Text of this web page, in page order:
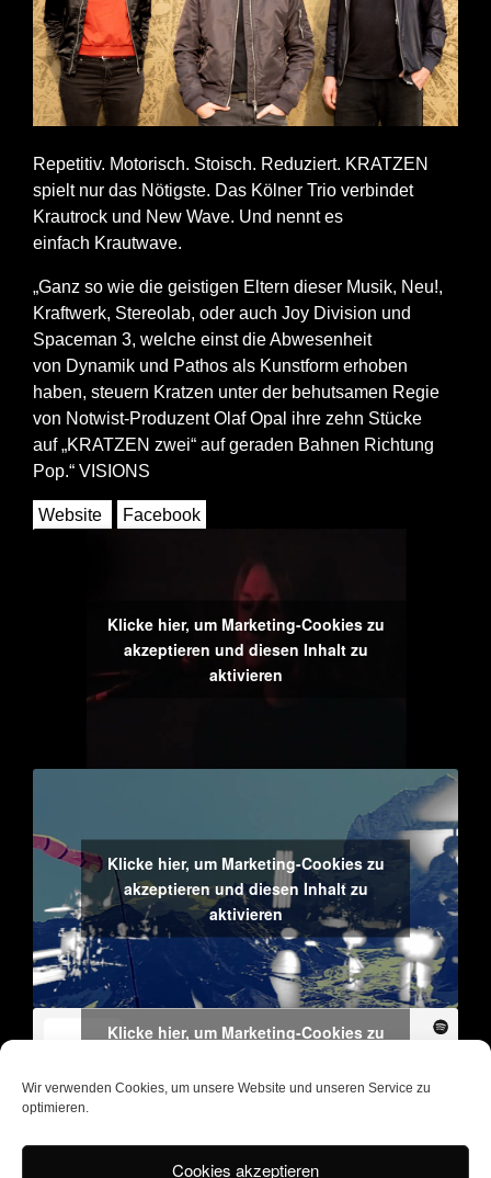
Wir verwenden Cookies, um unsere Website und unseren Service zu
optimieren.
Cookies akzeptieren
Repetitiv. Motorisch. Stoisch. Reduziert. KRATZEN
spielt nur das Nötigste. Das Kölner Trio verbindet
Krautrock und New Wave. Und nennt es
einfach Krautwave.
„Ganz so wie die geistigen Eltern dieser Musik, Neu!,
Kraftwerk, Stereolab, oder auch Joy Division und
Spaceman 3, welche einst die Abwesenheit
von Dynamik und Pathos als Kunstform erhoben
haben, steuern Kratzen unter der behutsamen Regie
von Notwist-Produzent Olaf Opal ihre zehn Stücke
auf „KRATZEN zwei“ auf geraden Bahnen Richtung
Pop.“ VISIONS
Website Facebook
Klicke hier, um Marketing-Cookies zu
akzeptieren und diesen Inhalt zu
aktivieren
Klicke hier, um Marketing-Cookies zu
akzeptieren und diesen Inhalt zu
aktivieren
Klicke hier, um Marketing-Cookies zu
aktivieren